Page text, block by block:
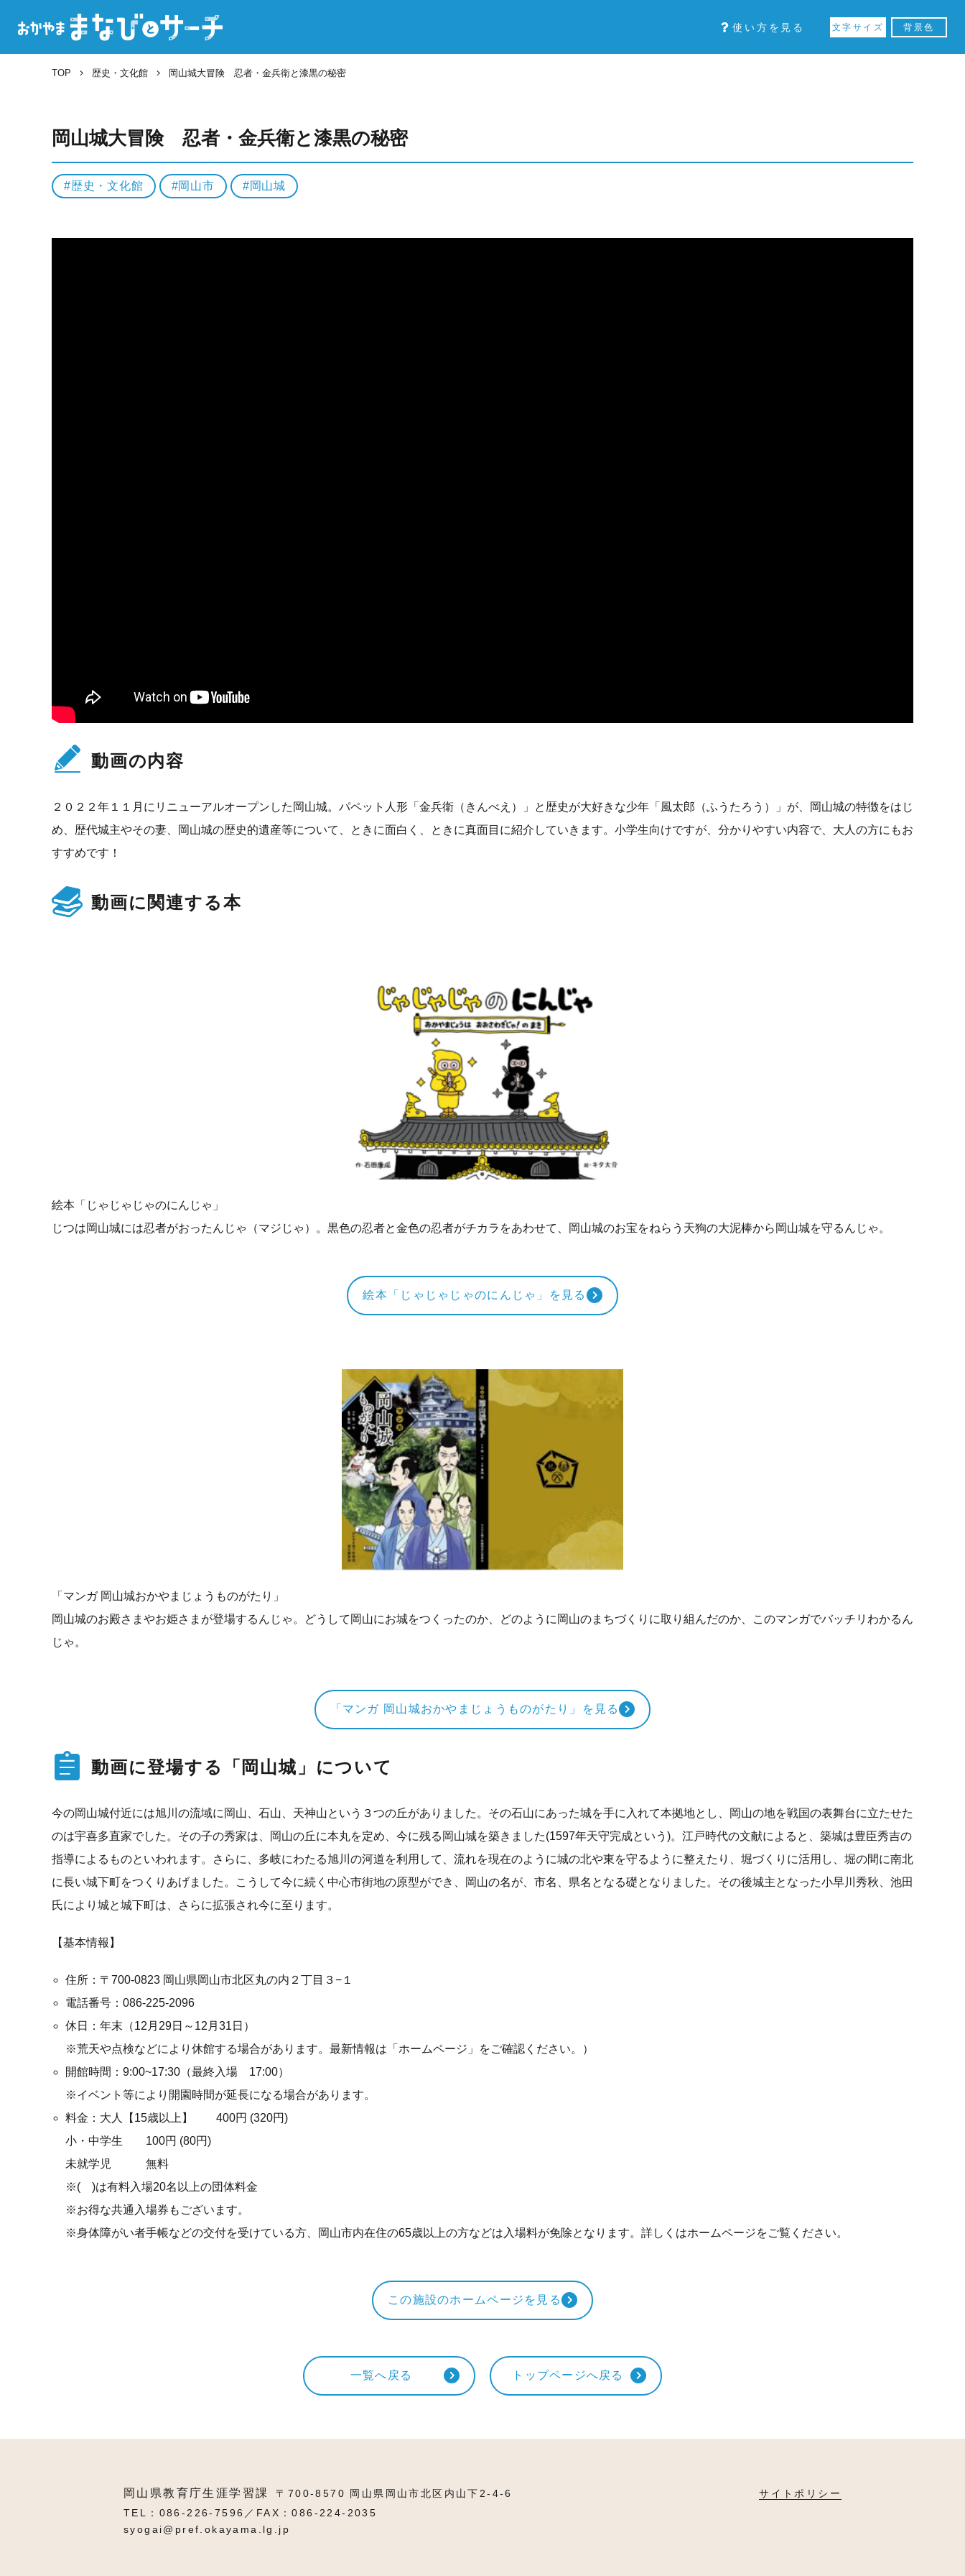
使い方を見る 文字サイズ 背景色
TOP 歴史・文化館 岡山城大冒険 忍者・金兵衛と漆黒の秘密
岡山城大冒険 忍者・金兵衛と漆黒の秘密
歴史・文化館 岡山市 岡山城
動画の内容
２０２２年１１月にリニューアルオープンした岡山城。パペット人形「金兵衛（きんべえ）」と歴史が大好きな少年「風太郎（ふうたろう）」が、岡山城の特徴をはじ
め、歴代城主やその妻、岡山城の歴史的遺産等について、ときに面白く、ときに真面目に紹介していきます。小学生向けですが、分かりやすい内容で、大人の方にもお
すすめです！
動画に関連する本
絵本「じゃじゃじゃのにんじゃ」
じつは岡山城には忍者がおったんじゃ（マジじゃ）。黒色の忍者と金色の忍者がチカラをあわせて、岡山城のお宝をねらう天狗の大泥棒から岡山城を守るんじゃ。
絵本「じゃじゃじゃのにんじゃ」を見る
「マンガ 岡山城おかやまじょうものがたり」
岡山城のお殿さまやお姫さまが登場するんじゃ。どうして岡山にお城をつくったのか、どのように岡山のまちづくりに取り組んだのか、このマンガでバッチリわかるん
じゃ。
「マンガ 岡山城おかやまじょうものがたり」を見る
動画に登場する「岡山城」について
今の岡山城付近には旭川の流域に岡山、石山、天神山という３つの丘がありました。その石山にあった城を手に入れて本拠地とし、岡山の地を戦国の表舞台に立たせた
のは宇喜多直家でした。その子の秀家は、岡山の丘に本丸を定め、今に残る岡山城を築きました(1597年天守完成という)。江戸時代の文献によると、築城は豊臣秀吉の
指導によるものといわれます。さらに、多岐にわたる旭川の河道を利用して、流れを現在のように城の北や東を守るように整えたり、堀づくりに活用し、堀の間に南北
に長い城下町をつくりあげました。こうして今に続く中心市街地の原型ができ、岡山の名が、市名、県名となる礎となりました。その後城主となった小早川秀秋、池田
氏により城と城下町は、さらに拡張され今に至ります。
【基本情報】
住所：〒700-0823 岡山県岡山市北区丸の内２丁目３−１
電話番号：086-225-2096
休日：年末（12月29日～12月31日）
※荒天や点検などにより休館する場合があります。最新情報は「ホームページ」をご確認ください。）
開館時間：9:00~17:30（最終入場 17:00）
※イベント等により開園時間が延長になる場合があります。
料金：大人【15歳以上】 400円 (320円)
小・中学生 100円 (80円)
未就学児 無料
※( )は有料入場20名以上の団体料金
※お得な共通入場券もございます。
※身体障がい者手帳などの交付を受けている方、岡山市内在住の65歳以上の方などは入場料が免除となります。詳しくはホームページをご覧ください。
この施設のホームページを見る
一覧へ戻る トップページへ戻る
岡山県教育庁生涯学習課
〒700-8570 岡山県岡山市北区内山下2-4-6
TEL：086-226-7596／FAX：086-224-2035
syogai@pref.okayama.lg.jp
サイトポリシー